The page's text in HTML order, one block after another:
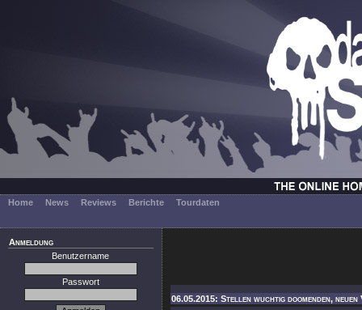
Home News Reviews Berichte Tourdaten
Anmeldung
Benutzername
Passwort
06.05.2015: Stellen wuchtig doomenden,